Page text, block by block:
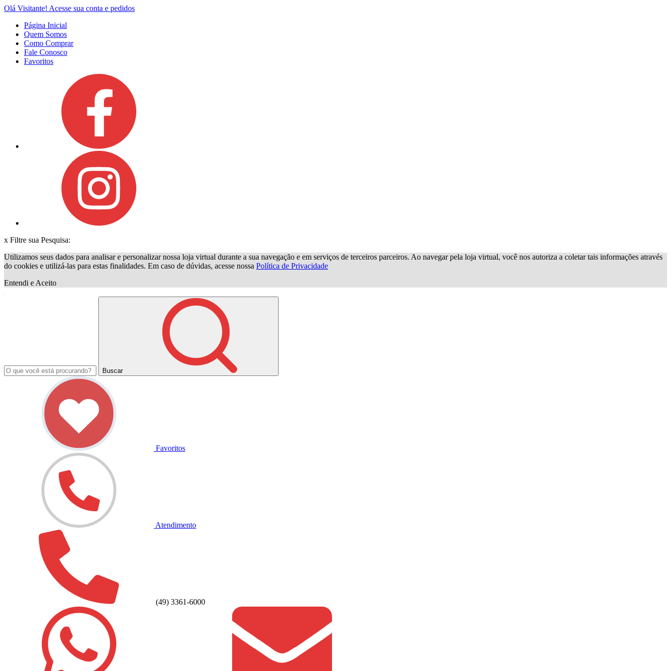
Olá Visitante! Acesse sua conta e pedidos
Página Inicial
Quem Somos
Como Comprar
Fale Conosco
Favoritos
x Filtre sua Pesquisa:
Utilizamos seus dados para analisar e personalizar nossa loja virtual durante a sua navegação e em serviços de terceiros parceiros. Ao navegar pela loja virtual, você nos autoriza a coletar tais informações através
do cookies e utilizá-las para estas finalidades. Em caso de dúvidas, acesse nossa Política de Privacidade
Entendi e Aceito
Buscar
Favoritos
Atendimento
(49) 3361-6000